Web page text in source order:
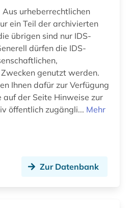
urheberrechtlichen
ein Teil der archivierten
übrigen sind nur IDS-
dürfen die IDS-
genutzt werden.
Ihnen dafür zur Verfügung
auf der Seite Hinweise zur
öffentlich zugängli... Mehr
Zur Datenbank